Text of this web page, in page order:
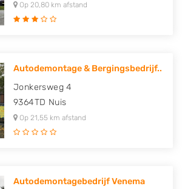
Op 20,80 km afstand
Autodemontage & Bergingsbedrijf..
Jonkersweg 4
9364TD Nuis
Op 21,55 km afstand
Autodemontagebedrijf Venema